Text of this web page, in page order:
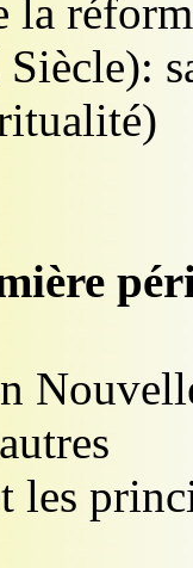
la
les